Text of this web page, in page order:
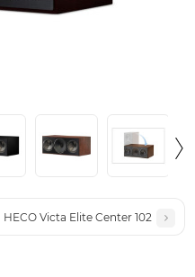
HECO Victa Elite Center 102